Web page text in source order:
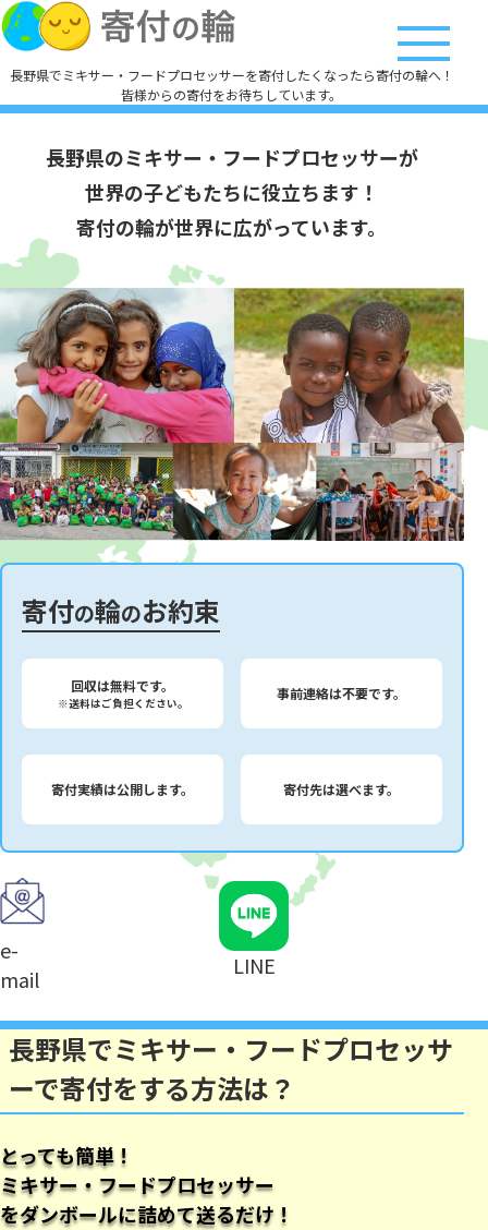
長野県でミキサー・フードプロセッサーを寄付したくなったら寄付の輪へ！
皆様からの寄付をお待ちしています。
長野県のミキサー・フードプロセッサーが
世界の子どもたちに役立ちます！
寄付の輪が世界に広がっています。
寄付の輪のお約束
回収は無料です。
※送料はご負担ください。
事前連絡は不要です。
寄付実績は公開します。 寄付先は選べます。
e-
mail
LINE
長野県でミキサー・フードプロセッサ
ーで寄付をする方法は？
とっても簡単！
ミキサー・フードプロセッサー
をダンボールに詰めて送るだけ！